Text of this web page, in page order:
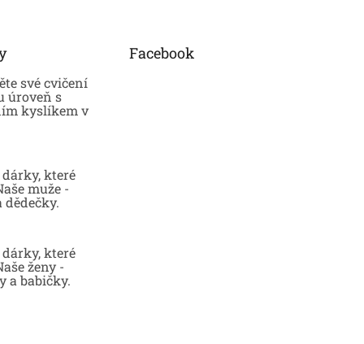
své cvičení
úroveň s
kyslíkem v
které
muže -
které
ženy -
a babičky.
Facebook